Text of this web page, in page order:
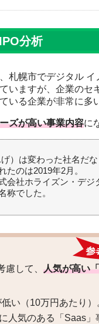
分析
札幌市でデジタル イ
いますが、企業のセ
いる企業が非常に多
ズが高い事業内容に
）は変わった社名だ
たのは2019年2月。
会社ホライズン・デジ
称でした。
慮して、 人気が高い
い（10万円あたり）
人気のある「Saas」